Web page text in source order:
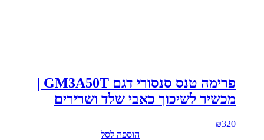
פרימה טנס סנסורי דגם GM3A50T |
מכשיר לשיכוך כאבי שלד ושרירים
₪320
הוספה לסל